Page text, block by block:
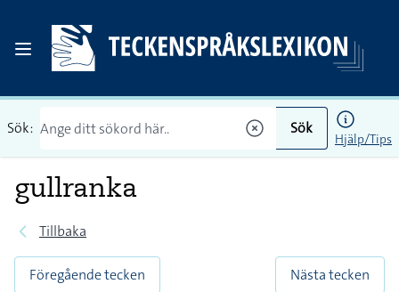
Sök: Sök
Hjälp/Tips
gullranka
Tillbaka
Föregående tecken
Nästa tecken